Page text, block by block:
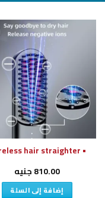
• Wireless hair straighter
810.00جنيه
إضافة إلى السلة